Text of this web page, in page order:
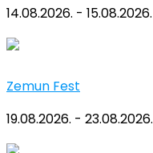
14.08.2026. - 15.08.2026.
Zemun Fest
19.08.2026. - 23.08.2026.